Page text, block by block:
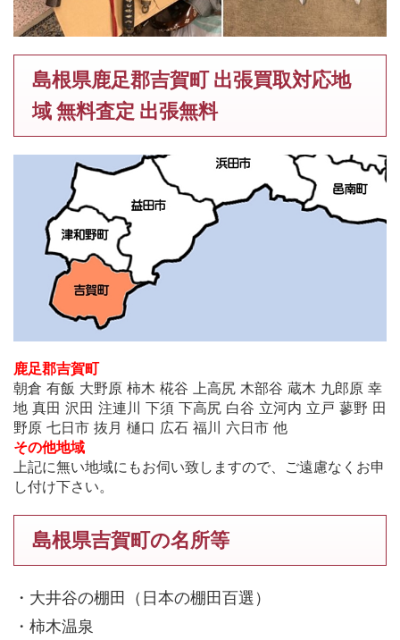
島根県鹿足郡吉賀町 出張買取対応地
域 無料査定 出張無料
鹿足郡吉賀町
朝倉 有飯 大野原 柿木 椛谷 上高尻 木部谷 蔵木 九郎原 幸
地 真田 沢田 注連川 下須 下高尻 白谷 立河内 立戸 蓼野 田
野原 七日市 抜月 樋口 広石 福川 六日市 他
その他地域
上記に無い地域にもお伺い致しますので、ご遠慮なくお申
し付け下さい。
島根県吉賀町の名所等
・大井谷の棚田（日本の棚田百選）
・柿木温泉